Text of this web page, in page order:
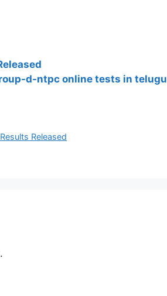
d-ntpc online tests in telugu
Released